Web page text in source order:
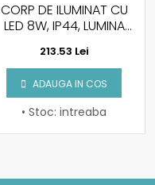
CORP DE ILUMINAT CU
LED 8W, IP44, LUMINA
213.53 Lei
ADAUGA IN COS
• Stoc: intreaba